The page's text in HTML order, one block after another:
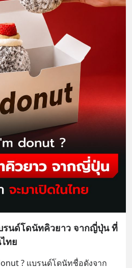
นด์โดนัทคิวยาว จากญี่ปุ่น ที่
ทย
? แบรนด์โดนัทชื่อดังจาก